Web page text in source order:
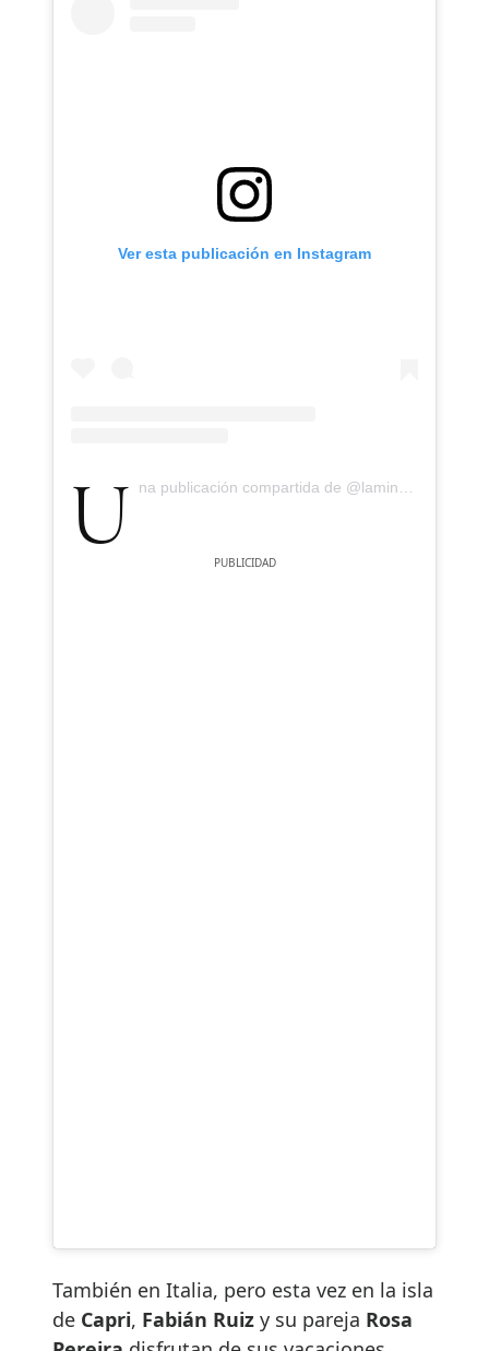
Ver esta publicación en Instagram
Una publicación compartida de @lamineyamal
También en Italia, pero esta vez en la isla
de Capri, Fabián Ruiz y su pareja Rosa